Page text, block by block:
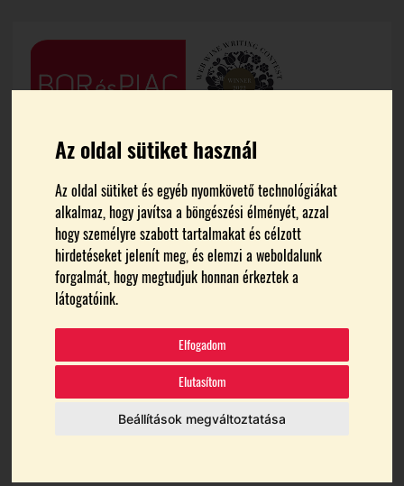
Az oldal sütiket használ
Az oldal sütiket és egyéb nyomkövető technológiákat
alkalmaz, hogy javítsa a böngészési élményét, azzal
hogy személyre szabott tartalmakat és célzott
hirdetéseket jelenít meg, és elemzi a weboldalunk
forgalmát, hogy megtudjuk honnan érkeztek a
látogatóink.
Elfogadom
Elutasítom
Beállítások megváltoztatása
FŐOLDAL CHATEAU MATE
Chateau Mate